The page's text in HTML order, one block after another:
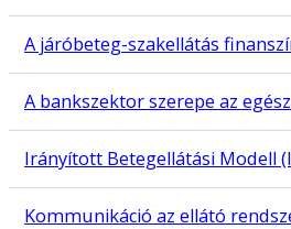
A járóbeteg-szakellátás
A bankszektor szerepe az
Irányított Betegellátási Modell
Kommunikáció az ellátó